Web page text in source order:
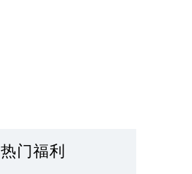
热门福利